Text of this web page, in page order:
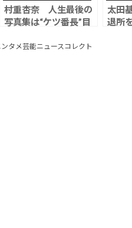
村重杏奈 人生最後の
写真集は“ケツ番長”目
を作るのは難しいんで
太田
退所
タメ芸能ニュースコレクト